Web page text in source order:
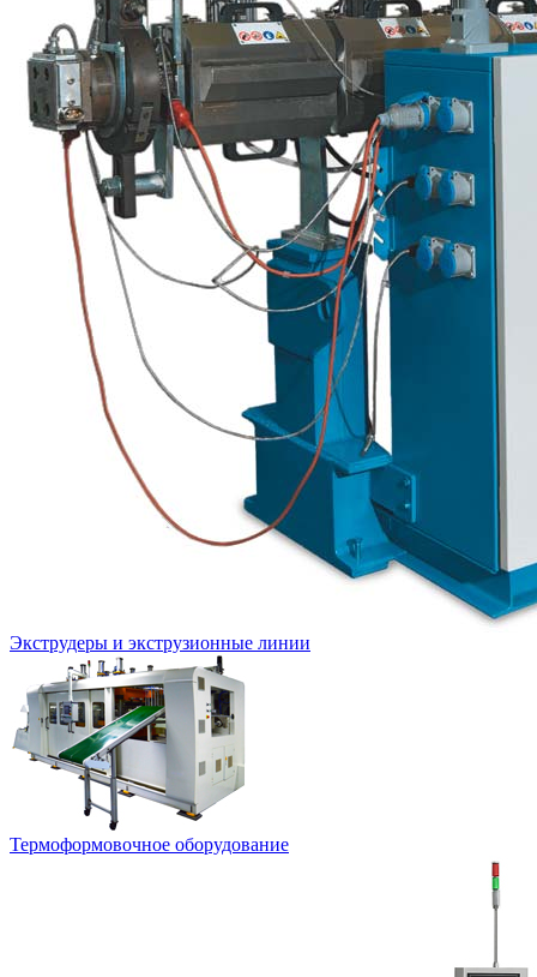
Экструдеры и экструзионные линии
Термоформовочное оборудование